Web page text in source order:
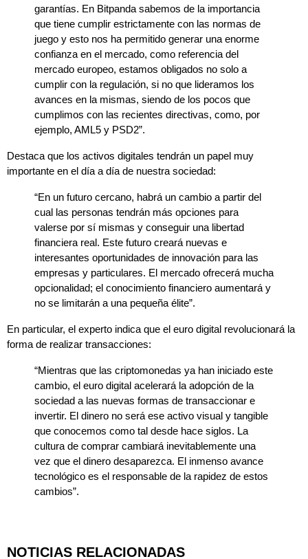
garantías. En Bitpanda sabemos de la importancia
que tiene cumplir estrictamente con las normas de
juego y esto nos ha permitido generar una enorme
confianza en el mercado, como referencia del
mercado europeo, estamos obligados no solo a
cumplir con la regulación, si no que lideramos los
avances en la mismas, siendo de los pocos que
cumplimos con las recientes directivas, como, por
ejemplo, AML5 y PSD2”.
Destaca que los activos digitales tendrán un papel muy
importante en el día a día de nuestra sociedad:
“En un futuro cercano, habrá un cambio a partir del
cual las personas tendrán más opciones para
valerse por sí mismas y conseguir una libertad
financiera real. Este futuro creará nuevas e
interesantes oportunidades de innovación para las
empresas y particulares. El mercado ofrecerá mucha
opcionalidad; el conocimiento financiero aumentará y
no se limitarán a una pequeña élite”.
En particular, el experto indica que el euro digital revolucionará la
forma de realizar transacciones:
“Mientras que las criptomonedas ya han iniciado este
cambio, el euro digital acelerará la adopción de la
sociedad a las nuevas formas de transaccionar e
invertir. El dinero no será ese activo visual y tangible
que conocemos como tal desde hace siglos. La
cultura de comprar cambiará inevitablemente una
vez que el dinero desaparezca. El inmenso avance
tecnológico es el responsable de la rapidez de estos
cambios”.
NOTICIAS RELACIONADAS